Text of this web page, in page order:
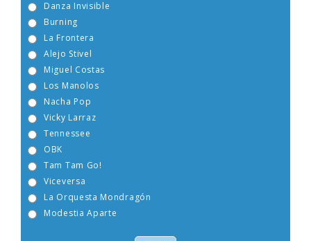
Danza Invisible
Burning
La Frontera
Alejo Stivel
Miguel Costas
Los Manolos
Nacha Pop
Vicky Larraz
Tennessee
OBK
Tam Tam Go!
Viceversa
La Orquesta Mondragón
Modestia Aparte